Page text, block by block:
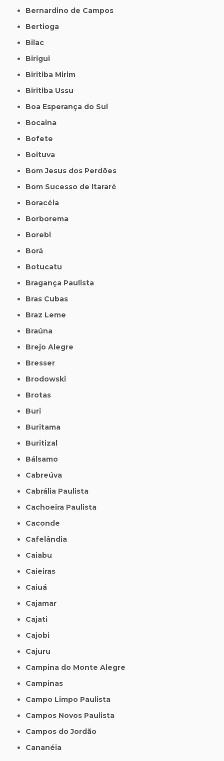
Bernardino de Campos
Bertioga
Bilac
Birigui
Biritiba Mirim
Biritiba Ussu
Boa Esperança do Sul
Bocaina
Bofete
Boituva
Bom Jesus dos Perdões
Bom Sucesso de Itararé
Boracéia
Borborema
Borebi
Borá
Botucatu
Bragança Paulista
Bras Cubas
Braz Leme
Braúna
Brejo Alegre
Bresser
Brodowski
Brotas
Buri
Buritama
Buritizal
Bálsamo
Cabreúva
Cabrália Paulista
Cachoeira Paulista
Caconde
Cafelândia
Caiabu
Caieiras
Caiuá
Cajamar
Cajati
Cajobi
Cajuru
Campina do Monte Alegre
Campinas
Campo Limpo Paulista
Campos Novos Paulista
Campos do Jordão
Cananéia